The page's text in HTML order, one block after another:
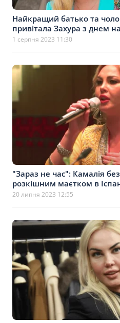
Найкращий батько та
привітала Захура з днем
1 серпня 2023 11:30
"Зараз не час": Камалія
розкішним маєтком в
20 липня 2023 12:55